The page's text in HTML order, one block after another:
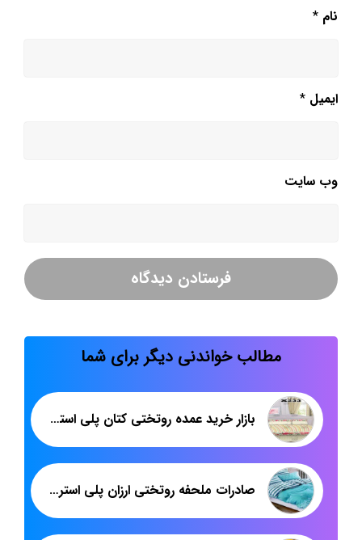
نام *
ایمیل *
وب‌ سایت
مطالب خواندنی دیگر برای شما
بازار خرید عمده روتختی کتان پلی استر اصفهان
صادرات ملحفه روتختی ارزان پلی استر به افغانستان